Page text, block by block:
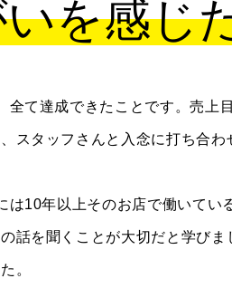
を感じ
て達成できたことです。売上
スタッフさんと入念に打ち合わ
10年以上そのお店で働いて
話を聞くことが大切だと学び
。